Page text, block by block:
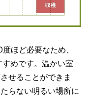
ほど必要なため、
めです。温かい室
せることができま
らない明るい場所に